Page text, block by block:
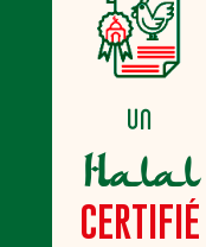
un
Halal
CERTIFIÉ